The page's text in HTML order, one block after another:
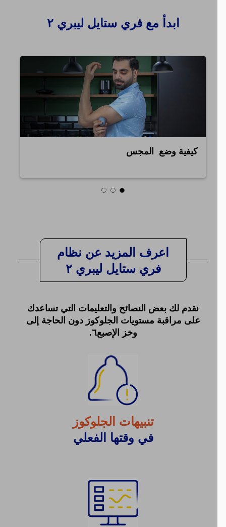
ابدأ مع فري ستايل ليبري ٢
كيفية وضع المجس
اعرف المزيد عن نظام
فري ستايل ليبري ٢
نقدم لك بعض النصائح والتعليمات التي تساعدك
على مراقبة مستويات الجلوكوز دون الحاجة إلى
وخز الإصبع٦.
تنبيهات الجلوكوز
في وقتها الفعلي